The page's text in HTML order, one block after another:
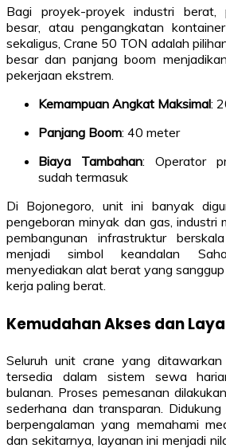
Bagi proyek-proyek industri berat,
besar, atau pengangkatan
sekaligus, Crane 50 TON adalah
besar dan panjang boom
pekerjaan ekstrem.
Kemampuan Angkat Maksimal:
Panjang Boom: 40 meter
Biaya Tambahan: Operator
sudah termasuk
Di Bojonegoro, unit ini banyak
pengeboran minyak dan gas, industri
pembangunan infrastruktur
menjadi simbol keandalan
menyediakan alat berat yang
kerja paling berat.
Kemudahan Akses dan
Seluruh unit crane yang ditawarkan
tersedia dalam sistem sewa
bulanan. Proses pemesanan
sederhana dan transparan.
berpengalaman yang memahami
dan sekitarnya, layanan ini menjadi